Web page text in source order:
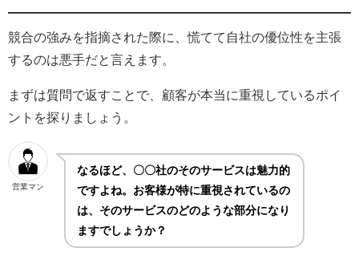
競合の強みを指摘された際に、慌てて自社の優位性を主張
するのは悪手だと言えます。
まずは質問で返すことで、顧客が本当に重視しているポイ
ントを探りましょう。
営業マン
なるほど、〇〇社のそのサービスは魅力的
ですよね。お客様が特に重視されているの
は、そのサービスのどのような部分になり
ますでしょうか？